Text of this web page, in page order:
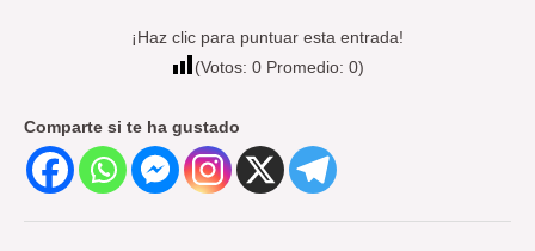
¡Haz clic para puntuar esta entrada!
(Votos: 0 Promedio: 0)
Comparte si te ha gustado